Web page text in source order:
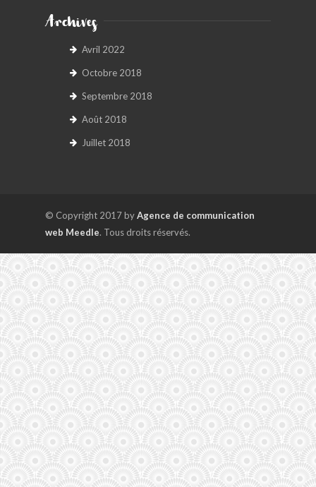
Archives
Avril 2022
Octobre 2018
Septembre 2018
Août 2018
Juillet 2018
© Copyright 2017 byAgence de communication
web Meedle. Tous droits réservés.